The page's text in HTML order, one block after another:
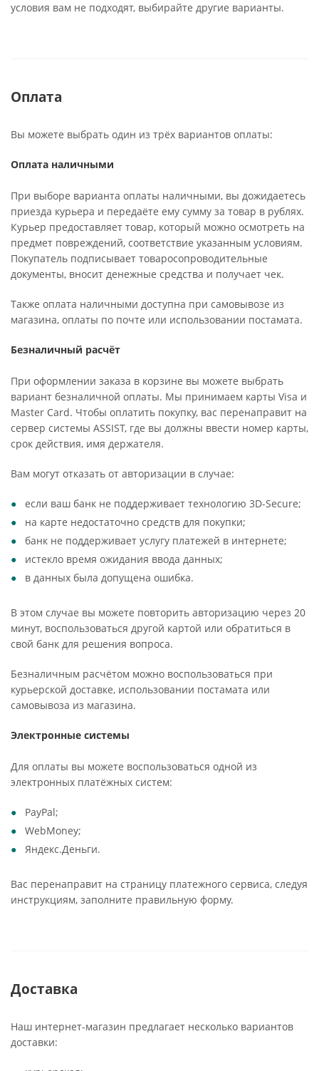
условия вам не подходят, выбирайте другие варианты.
Оплата
Вы можете выбрать один из трёх вариантов оплаты:
Оплата наличными
При выборе варианта оплаты наличными, вы дожидаетесь
приезда курьера и передаёте ему сумму за товар в рублях.
Курьер предоставляет товар, который можно осмотреть на
предмет повреждений, соответствие указанным условиям.
Покупатель подписывает товаросопроводительные
документы, вносит денежные средства и получает чек.
Также оплата наличными доступна при самовывозе из
магазина, оплаты по почте или использовании постамата.
Безналичный расчёт
При оформлении заказа в корзине вы можете выбрать
вариант безналичной оплаты. Мы принимаем карты Visa и
Master Card. Чтобы оплатить покупку, вас перенаправит на
сервер системы ASSIST, где вы должны ввести номер карты,
срок действия, имя держателя.
Вам могут отказать от авторизации в случае:
если ваш банк не поддерживает технологию 3D-Secure;
на карте недостаточно средств для покупки;
банк не поддерживает услугу платежей в интернете;
истекло время ожидания ввода данных;
в данных была допущена ошибка.
В этом случае вы можете повторить авторизацию через 20
минут, воспользоваться другой картой или обратиться в
свой банк для решения вопроса.
Безналичным расчётом можно воспользоваться при
курьерской доставке, использовании постамата или
самовывоза из магазина.
Электронные системы
Для оплаты вы можете воспользоваться одной из
электронных платёжных систем:
PayPal;
WebMoney;
Яндекс.Деньги.
Вас перенаправит на страницу платежного сервиса, следуя
инструкциям, заполните правильную форму.
Доставка
Наш интернет-магазин предлагает несколько вариантов
доставки: